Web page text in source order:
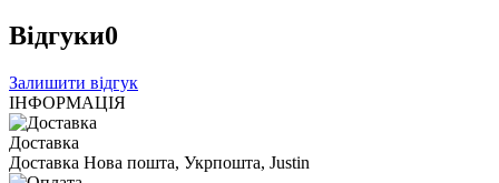
Відгуки0
Залишити відгук
ІНФОРМАЦІЯ
Доставка
Доставка Нова пошта, Укрпошта, Justin